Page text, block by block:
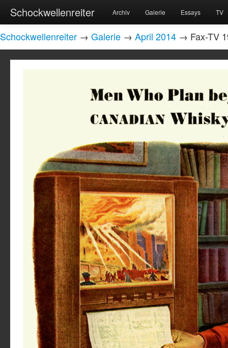
Schockwellenreiter Archiv Galerie Essays TV
Schockwellenreiter → Galerie → April 2014 → Fax-TV